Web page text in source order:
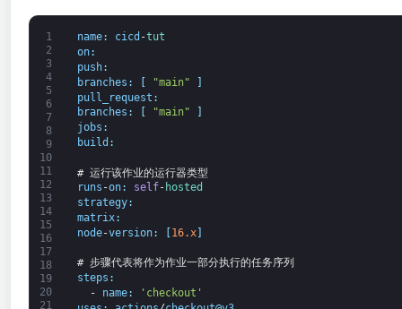
1
2
3
4
5
6
7
8
9
10
11
12
13
14
15
16
17
18
19
20
21
name: cicd -tut
on:
push:
branches : [ "main"
]
pull_request :
branches : "main"
jobs :
build :
# 运行该作业的运行器类型
runs -on: self- hosted
strategy:
matrix:
node-version: [16.x]
# 步骤代表将作为作业一部分执行的任务序列
steps :
-
name:
'checkout'